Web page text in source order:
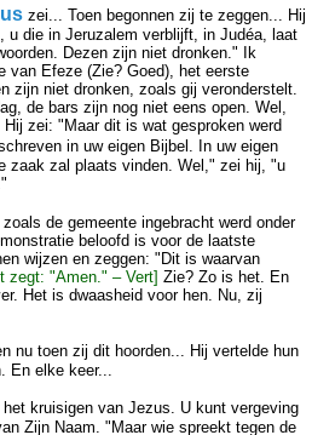
zei... Toen begonnen zij te zeggen... Hij
u die in Jeruzalem verblijft, in Judéa, laat
Dezen zijn niet dronken." Ik
van Efeze (Zie? Goed), het eerste
zijn niet dronken, zoals gij veronderstelt.
de bars zijn nog niet eens open. Wel,
zei: "Maar dit is wat gesproken werd
in uw eigen Bijbel. In uw eigen
zaak zal plaats vinden. Wel," zei hij, "u
de gemeente ingebracht werd onder
beloofd is voor de laatste
wijzen en zeggen: "Dit is waarvan
zegt: "Amen." – Vert] Zie? Zo is het. En
Het is dwaasheid voor hen. Nu, zij
nu toen zij dit hoorden... Hij vertelde hun
En elke keer...
kruisigen van Jezus. U kunt vergeving
Zijn Naam. "Maar wie spreekt tegen de